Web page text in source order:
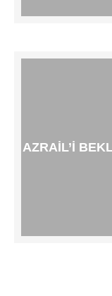
AZRAIL’I